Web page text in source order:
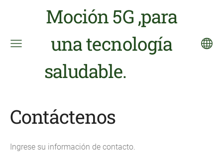
Moción 5G ,para
una tecnología
saludable.
Contáctenos
Ingrese su información de contacto.